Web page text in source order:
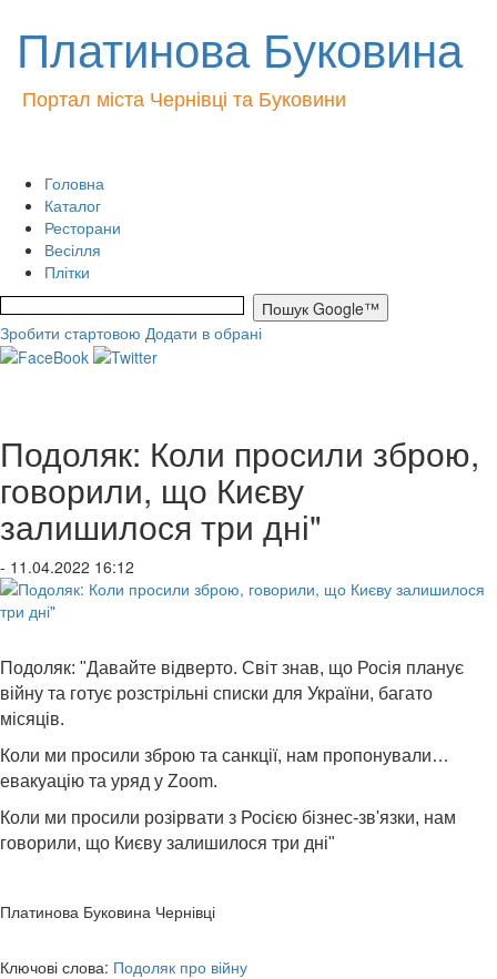
Платинова Буковина
Портал міста Чернівці та Буковини
Головна
Каталог
Ресторани
Весілля
Плітки
Зробити стартовою Додати в обрані
Подоляк: Коли просили зброю,
говорили, що Києву
залишилося три дні"
- 11.04.2022 16:12
Подоляк: "Давайте відверто. Світ знав, що Росія планує
війну та готує розстрільні списки для України, багато
місяців.
Коли ми просили зброю та санкції, нам пропонували…
евакуацію та уряд у Zoom.
Коли ми просили розірвати з Росією бізнес-зв'язки, нам
говорили, що Києву залишилося три дні"
Платинова Буковина Чернівці
Ключові слова: Подоляк про війну